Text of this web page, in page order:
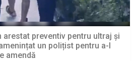
arestat preventiv pentru ultraj și
un polițist pentru a-l
amendă